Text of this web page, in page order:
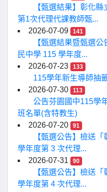
【甄選結果】彰化
第1次代理代課教師甄...
2026-07-09
141
【甄選結果暨甄選
民中學 115 學年度...
2026-07-23
133
115學年新生導師抽
2026-07-30
113
公告芬園國中115學
班名單(含特教生)
2026-07-20
91
【甄選公告】檢送
學年度第 3 次代理...
2026-07-31
90
【甄選公告】檢送
學年度第 4 次代理...